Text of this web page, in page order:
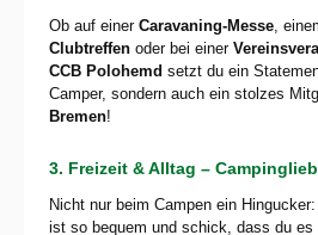
Ob auf einer Caravaning-Messe,
Clubtreffen oder bei einer
CCB Polohemd setzt du ein
Camper, sondern auch ein stolzes
Bremen!
3. Freizeit & Alltag –
Nicht nur beim Campen ein
ist so bequem und schick, dass du es